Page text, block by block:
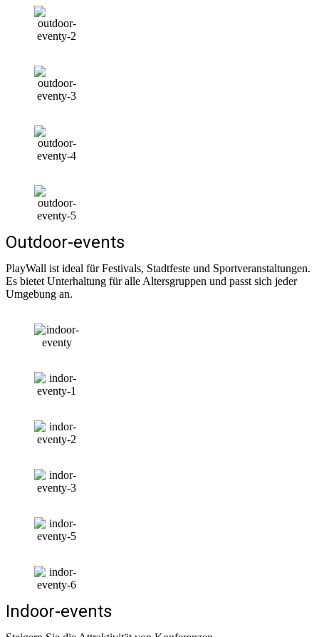
Outdoor-events
PlayWall ist ideal für Festivals, Stadtfeste und Sportveranstaltungen.
Es bietet Unterhaltung für alle Altersgruppen und passt sich jeder
Umgebung an.
Indoor-events